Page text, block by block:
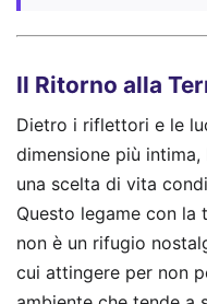
Il Ritorno alla
Dietro i riflettori e le
dimensione più
una scelta di vita
Questo legame con
non è un rifugio
cui attingere per non